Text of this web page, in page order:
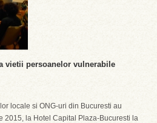
vietii persoanelor vulnerabile
locale si ONG-uri din Bucuresti au
2015, la Hotel Capital Plaza-Bucuresti la